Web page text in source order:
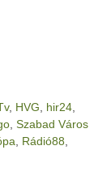
, HVG hir24
Szabad Város
Rádió88